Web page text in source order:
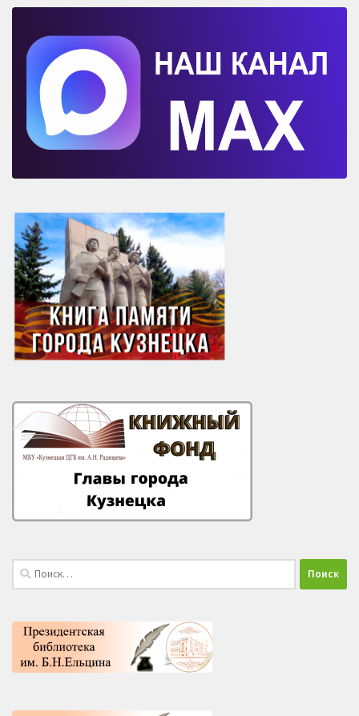
Найти: